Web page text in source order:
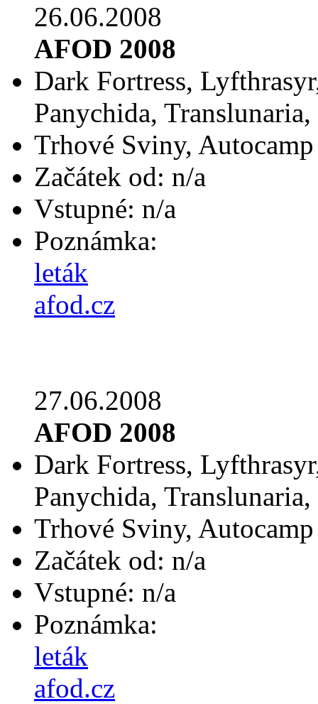
26.06.2008
AFOD 2008
Dark Fortress,
Panychida,
Trhové Sviny, Autocamp
Začátek od: n/a
Vstupné: n/a
Poznámka:
leták
afod.cz
27.06.2008
AFOD 2008
Dark Fortress,
Panychida,
Trhové Sviny, Autocamp
Začátek od: n/a
Vstupné: n/a
Poznámka:
leták
afod.cz